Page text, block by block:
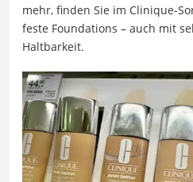
mehr, finden Sie im Clinique-
feste Foundations – auch mit
Haltbarkeit.